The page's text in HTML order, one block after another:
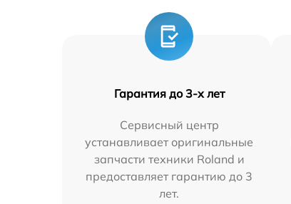
Гарантия до 3-х лет
Сервисный центр
устанавливает оригинальные
запчасти техники Roland и
предоставляет гарантию до 3
лет.